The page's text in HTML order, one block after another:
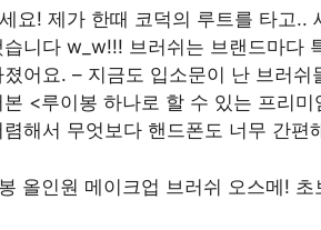
요! 제가 한때 코덕의 루트를 타고
습니다 w_w!!! 브러쉬는 브랜드마다
졌어요. – 지금도 입소문이 난 브러
본 <루이봉 하나로 할 수 있는 프리
렴해서 무엇보다 핸드폰도 너무 간편